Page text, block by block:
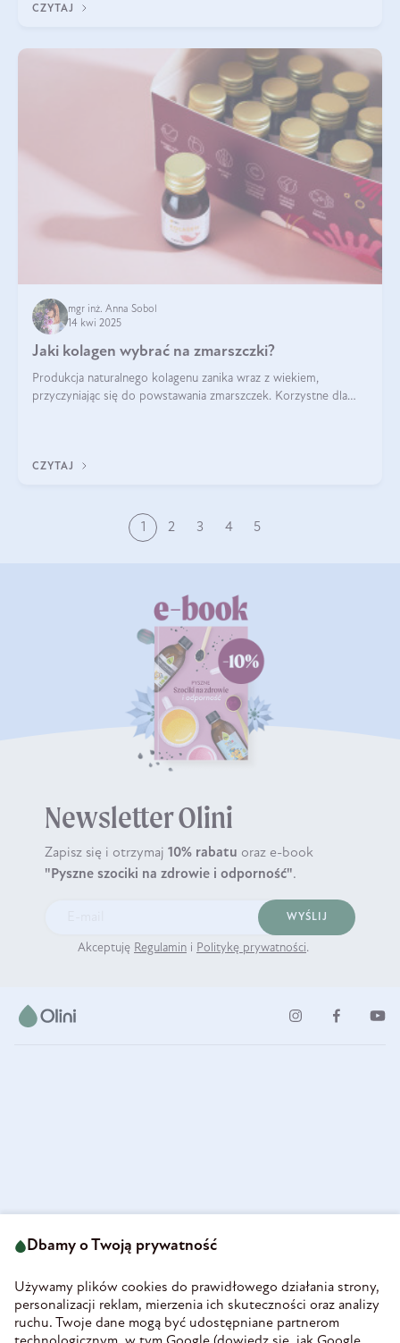
CZYTAJ
mgr inż. Anna Sobol
14 kwi 2025
Jaki kolagen wybrać na zmarszczki?
Produkcja naturalnego kolagenu zanika wraz z wiekiem,
przyczyniając się do powstawania zmarszczek. Korzystne dla
CZYTAJ
1 2 3 4 5
Newsletter Olini
Zapisz się i otrzymaj 10% rabatu oraz e-book
"Pyszne szociki na zdrowie i odporność".
WYŚLIJ
Akceptuję Regulamin i Politykę prywatności.
58-160 Świebodzice
REGON 890213034
INFORMACJE
Dbamy o Twoją prywatność
Używamy plików cookies do prawidłowego działania strony,
personalizacji reklam, mierzenia ich skuteczności oraz analizy
ruchu. Twoje dane mogą być udostępniane partnerom